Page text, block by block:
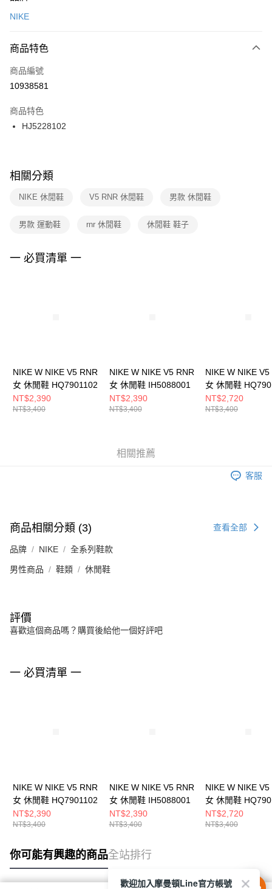
台灣樂天信用卡公司
便利好安心！
３．安心：先確認商品／服務後，再付款。
【「AFTEE先享後付」結帳流程】
１．於結帳方式選擇「AFTEE先享後付」後，將跳轉至「AFTEE先享後付」
２．訂單成立數日內，您將收到繳費通知簡訊。
３．收到繳費通知簡訊後14天內，點擊此簡訊中的連結，可透過四大超商／
ATM／網路銀行／等多元方式進行付款，方視為交易完成。
※ 交易是否成功請以「AFTEE先享後付 」之結帳頁面顯示為準，若有關於
是否繳費成功／繳費後需取消欲退款等相關疑問，請聯繫「AFTEE先享後付
客戶支援中心」
https://netprotections.freshdesk.com/support/home
１．透過由恩沛科技股份有限公司提供之「AFTEE先享後付」服務完成之交
２．關於個人資料處理事宜，請瀏覽以下網址：
運送方式
每筆NT$100，滿NT$1,500(含以上)免運費
宅配
每筆NT$100，滿NT$1,500(含以上)免運費
NIKE
商品特色
商品編號
10938581
商品特色
HJ5228102
相關分類
NIKE 休閒鞋 V5 RNR 休閒鞋 男款 休閒鞋
男款 運動鞋 rnr 休閒鞋 休閒鞋 鞋子
一 必買清單 一
NIKE W NIKE V5 RNR
女 休閒鞋 HQ7901102
NT$2,390
NT$3,400
NIKE W NIKE V5 RNR
女 休閒鞋 IH5088001
NT$2,390
NT$3,400
NIKE W NIKE V5
女 休閒鞋
NT$2,720
NT$3,400
相關推薦
客服
商品相關分類 (3) 查看全部
品牌 NIKE 全系列鞋款
男性商品 鞋類 休閒鞋
評價
喜歡這個商品嗎？購買後給他一個好評吧
一 必買清單 一
NIKE W NIKE V5 RNR
女 休閒鞋 HQ7901102
NT$2,390
NT$3,400
NIKE W NIKE V5 RNR
女 休閒鞋 IH5088001
NT$2,390
NT$3,400
NIKE W NIKE V5
女 休閒鞋
NT$2,720
NT$3,400
你可能有興趣的商品全站排行
歡迎加入摩曼頓Line官方帳號